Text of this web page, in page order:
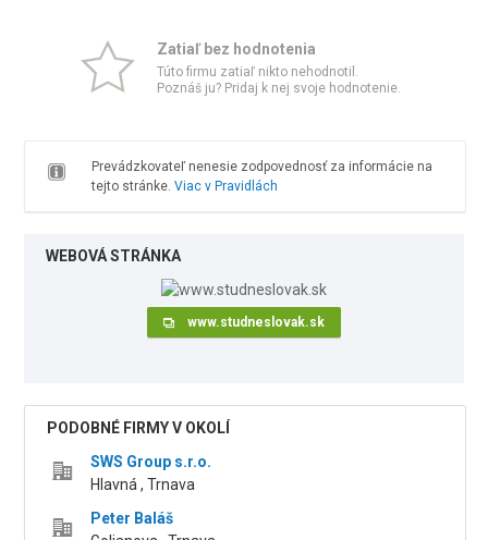
Zatiaľ bez hodnotenia
Túto firmu zatiaľ nikto nehodnotil.
Poznáš ju? Pridaj k nej svoje hodnotenie.
Prevádzkovateľ nenesie zodpovednosť za informácie na
tejto stránke. Viac v Pravidlách
WEBOVÁ STRÁNKA
www.studneslovak.sk
PODOBNÉ FIRMY V OKOLÍ
SWS Group s.r.o.
Hlavná , Trnava
Peter Baláš